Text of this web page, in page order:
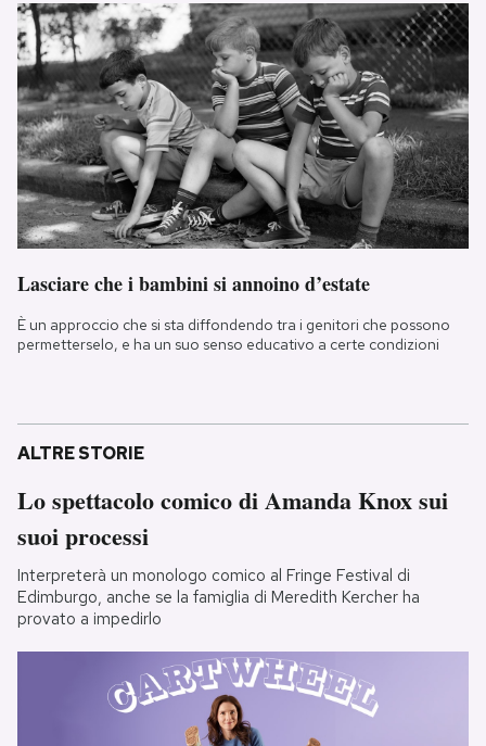
Lasciare che i bambini si annoino d’estate
È un approccio che si sta diffondendo tra i genitori che possono
permetterselo, e ha un suo senso educativo a certe condizioni
ALTRE STORIE
Lo spettacolo comico di Amanda Knox sui
suoi processi
Interpreterà un monologo comico al Fringe Festival di
Edimburgo, anche se la famiglia di Meredith Kercher ha
provato a impedirlo